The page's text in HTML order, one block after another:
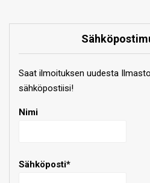
Saat ilmoituksen uudesta
sähköpostiisi!
Nimi
Sähköposti*